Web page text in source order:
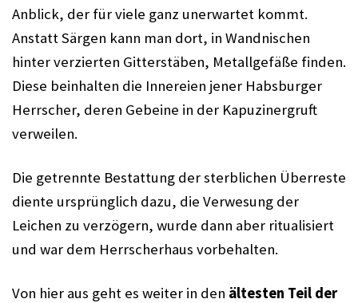
Anblick, der für viele ganz unerwartet kommt.
Anstatt Särgen kann man dort, in Wandnischen
hinter verzierten Gitterstäben, Metallgefäße finden.
Diese beinhalten die Innereien jener Habsburger
Herrscher, deren Gebeine in der Kapuzinergruft
verweilen.
Die getrennte Bestattung der sterblichen Überreste
diente ursprünglich dazu, die Verwesung der
Leichen zu verzögern, wurde dann aber ritualisiert
und war dem Herrscherhaus vorbehalten.
Von hier aus geht es weiter in den ältesten Teil der